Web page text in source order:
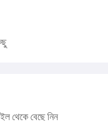
থেকে বেছে নিন